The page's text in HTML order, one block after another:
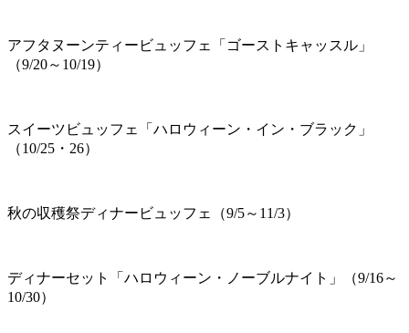
アフタヌーンティービュッフェ「ゴーストキャッスル」
（9/20～10/19）
スイーツビュッフェ「ハロウィーン・イン・ブラック」
（10/25・26）
秋の収穫祭ディナービュッフェ（9/5～11/3）
ディナーセット「ハロウィーン・ノーブルナイト」（9/16～
10/30）